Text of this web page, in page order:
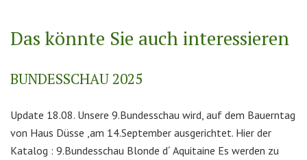
Das könnte Sie auch interessieren
BUNDESSCHAU 2025
Update 18.08. Unsere 9.Bundesschau wird, auf dem Bauerntag
von Haus Düsse ,am 14.September ausgerichtet. Hier der
Katalog : 9.Bundesschau Blonde d´ Aquitaine Es werden zu